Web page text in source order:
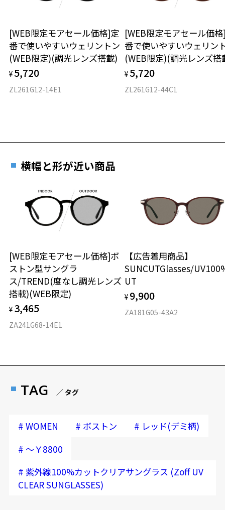
お気に入り
お気に入りに追加済です。
お気に入りリストはこちら
戴する場合がございます。
店頭でレンズ交換をされるお客様は、商品発送から6か月以内に、ご購
入した商品本体と発送日がわかる【商品発送メール】を店頭スタッフ
にご提示いだければ、初回に限り加工賃はかかりませんので、必ずス
タッフにご提示ください。
商品発送から6か月を過ぎた場合、又はお客様からの【商品発送メー
材質
フロント素材：French Plastic
[WEB限定モアセール価格]定
番で使いやすいウェリントン
(WEB限定)(調光レンズ搭載)
¥ 5,720
ZL261G12-14E1
[WEB限定モアセール価
番で使いやすいウェリン
(WEB限定)(調光レンズ搭
¥ 5,720
ZL261G12-44C1
横幅と形が近い商品
[WEB限定モアセール価格]ボ
ストン型サングラ
ス/TREND(度なし調光レンズ
搭載)(WEB限定)
¥ 3,465
ZA241G68-14E1
【広告着用商品】
SUNCUTGlasses/
UT
¥ 9,900
ZA181G05-43A2
TAG ／ タグ
# WOMEN # ボストン # レッド(デミ柄)
# ～￥8800
# 紫外線100%カットクリアサングラス (Zoff UV
CLEAR SUNGLASSES)